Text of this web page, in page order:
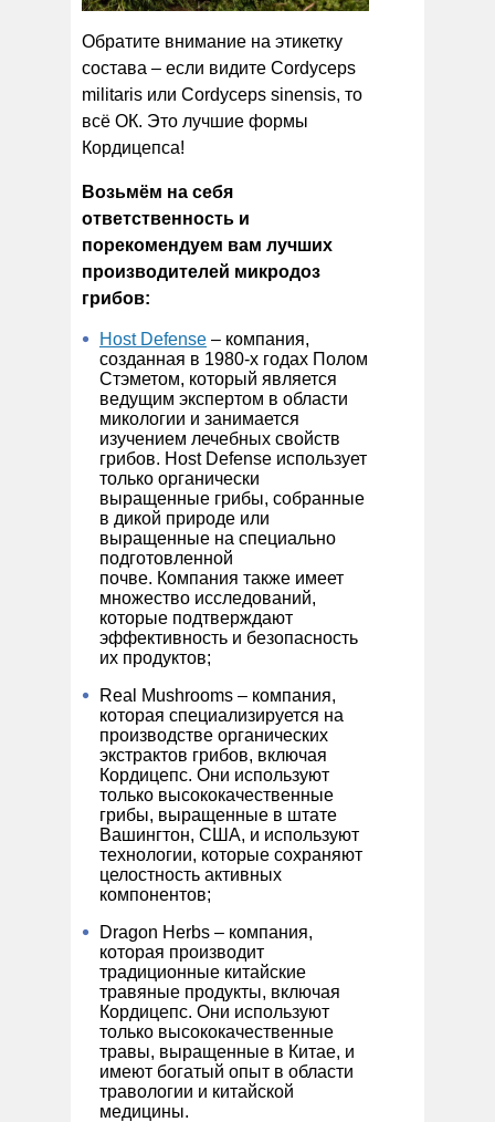
Обратите внимание на этикетку
состава – если видите Cordyceps
militaris или Cordyceps sinensis, то
всё ОК. Это лучшие формы
Кордицепса!
Возьмём на себя
ответственность и
порекомендуем вам лучших
производителей микродоз
грибов:
Host Defense – компания,
созданная в 1980-х годах Полом
Стэметом, который является
ведущим экспертом в области
микологии и занимается
изучением лечебных свойств
грибов. Host Defense использует
только органически
выращенные грибы, собранные
в дикой природе или
выращенные на специально
подготовленной
почве. Компания также имеет
множество исследований,
которые подтверждают
эффективность и безопасность
их продуктов;
Real Mushrooms – компания,
которая специализируется на
производстве органических
экстрактов грибов, включая
Кордицепс. Они используют
только высококачественные
грибы, выращенные в штате
Вашингтон, США, и используют
технологии, которые сохраняют
целостность активных
компонентов;
Dragon Herbs – компания,
которая производит
традиционные китайские
травяные продукты, включая
Кордицепс. Они используют
только высококачественные
травы, выращенные в Китае, и
имеют богатый опыт в области
травологии и китайской
медицины.